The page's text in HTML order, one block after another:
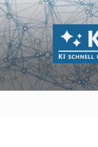
Zum
Inhalt
springen
KI-
KI